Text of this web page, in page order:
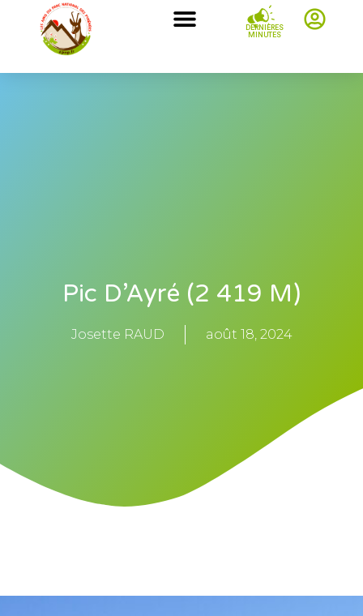
DERNIÈRES
MINUTES
Pic D’Ayré (2 419 M)
Josette RAUD août 18, 2024